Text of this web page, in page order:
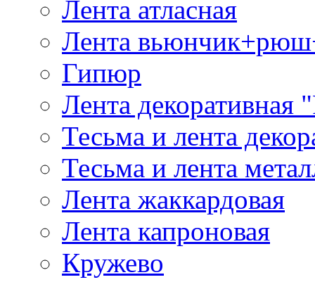
Лента атласная
Лента
Гипюр
Лента декоративная
Тесьма и лента
Тесьма и лента
Лента жаккардовая
Лента капроновая
Кружево